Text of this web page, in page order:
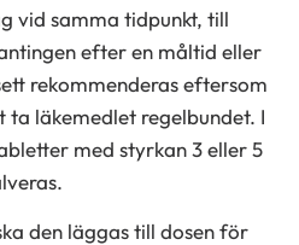
vid samma tidpunkt, till
efter en måltid eller
rekommenderas eftersom
läkemedlet regelbundet. I
med styrkan 3 eller 5
den läggas till dosen för